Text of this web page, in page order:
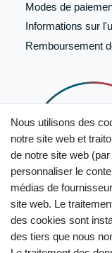
Modes de
Informations sur
Remboursement
Nous utilisons des
notre site web et
de notre site web
personnaliser le
médias de
site web. Le
des cookies sont
des tiers que nous